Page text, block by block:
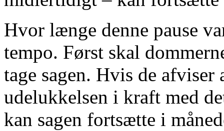
Hvor længe denne pause
tempo. Først skal
tage sagen. Hvis de
udelukkelsen i kraft med
kan sagen fortsætte i